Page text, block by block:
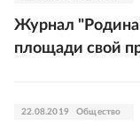
Журнал
площади свой
22.08.2019 Общество